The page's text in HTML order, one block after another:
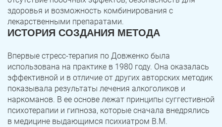
здоровья и возможность комбинирования с
лекарственными препаратами.
ИСТОРИЯ СОЗДАНИЯ МЕТОДА
Впервые стресс-терапия по Довженко была
использована на практике в 1980 году. Она оказалась
эффективной и в отличие от других авторских методик
показывала результаты лечения алкоголиков и
наркоманов. В ее основе лежат принципы суггестивной
психотерапии и гипноза, которые сначала внедрялись
в медицине выдающимся психиатром В.М.